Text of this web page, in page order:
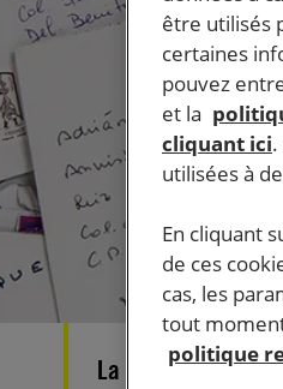
La nouvelle loi
être utilisés
certaines
pouvez
et la
cliquant ici
utilisées à
En cliquant
de ces
cas, les
tout
politique